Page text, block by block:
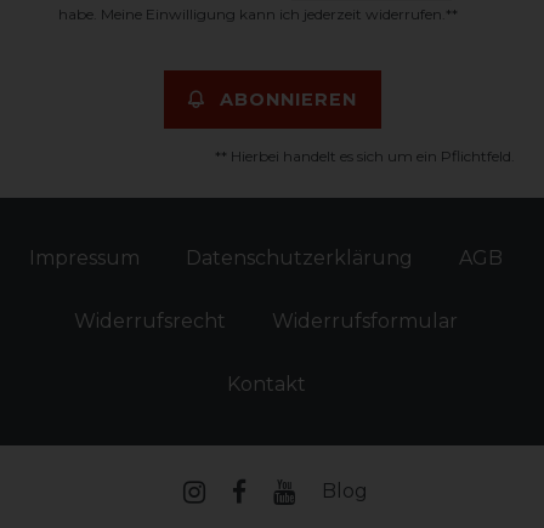
habe. Meine Einwilligung kann ich jederzeit widerrufen.**
ABONNIEREN
** Hierbei handelt es sich um ein Pflichtfeld.
Impressum Daten­schutz­erklärung AGB
Widerrufs­recht Widerrufs­formular
Kontakt
Blog